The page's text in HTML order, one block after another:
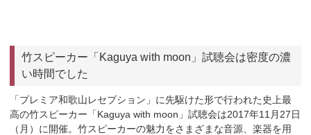
竹スピーカー「Kaguya with moon」試聴会は密度の濃
い時間でした
「プレミア和歌山レセプション」に先駆けた形で行われた史上最
高の竹スピーカー「Kaguya with moon」試聴会は2017年11月27日
（月）に開催。竹スピーカーの魅力をさまざまな音源、楽器を用